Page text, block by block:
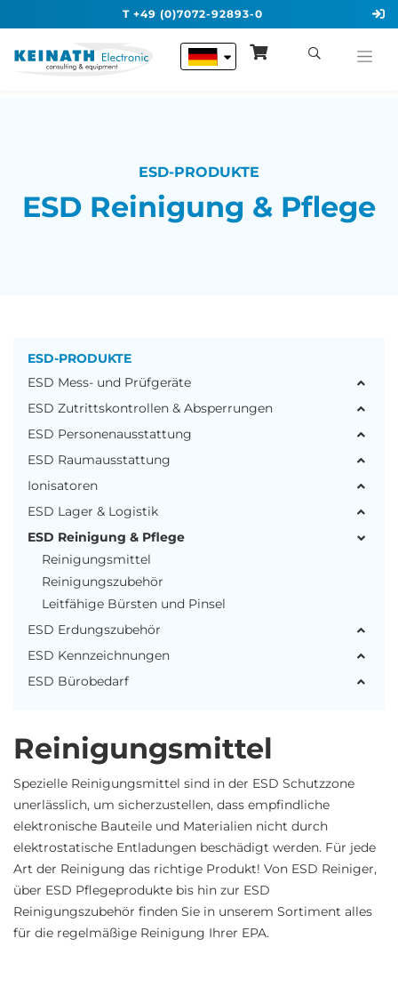
T +49 (0)7072-92893-0
ESD-PRODUKTE
ESD Reinigung & Pflege
ESD-PRODUKTE
ESD Mess- und Prüfgeräte
ESD Zutrittskontrollen & Absperrungen
ESD Personenausstattung
ESD Raumausstattung
Ionisatoren
ESD Lager & Logistik
ESD Reinigung & Pflege
Reinigungsmittel
Reinigungszubehör
Leitfähige Bürsten und Pinsel
ESD Erdungszubehör
ESD Kennzeichnungen
ESD Bürobedarf
Reinigungsmittel
Spezielle Reinigungsmittel sind in der ESD Schutzzone
unerlässlich, um sicherzustellen, dass empfindliche
elektronische Bauteile und Materialien nicht durch
elektrostatische Entladungen beschädigt werden. Für jede
Art der Reinigung das richtige Produkt! Von ESD Reiniger,
über ESD Pflegeprodukte bis hin zur ESD
Reinigungszubehör finden Sie in unserem Sortiment alles
für die regelmäßige Reinigung Ihrer EPA.